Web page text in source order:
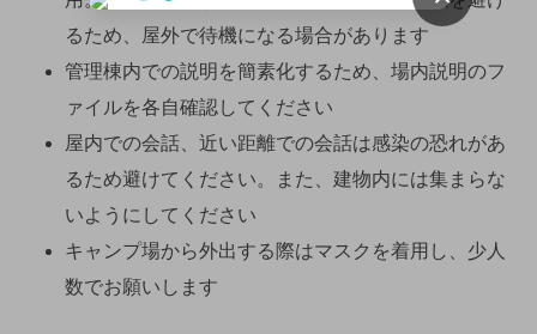
るため、屋外で待機になる場合があります
管理棟内での説明を簡素化するため、場内説明のフ
ァイルを各自確認してください
屋内での会話、近い距離での会話は感染の恐れがあ
るため避けてください。また、建物内には集まらな
いようにしてください
キャンプ場から外出する際はマスクを着用し、少人
数でお願いします